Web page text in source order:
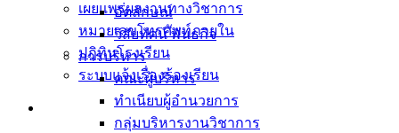
เผยแพร่ผลงานทางวิชาการ
หมายเลขโทรศัพท์ภายใน
ปฎิทินโรงเรียน
ระบบแจ้งเรื่องร้องเรียน
อัตลักษณ์
วิสัยทัศน์ พันธกิจ
การบริหาร
คณะผู้บริหาร
ทำเนียบผู้อำนวยการ
กลุ่มบริหารงานวิชาการ